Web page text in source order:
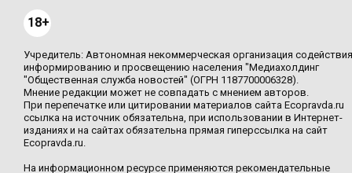
18+
Учредитель: Автономная некоммерческая организация содействия
информированию и просвещению населения "Медиахолдинг
"Общественная служба новостей" (ОГРН 1187700006328).
Мнение редакции может не совпадать с мнением авторов.
При перепечатке или цитировании материалов сайта Ecopravda.ru
ссылка на источник обязательна, при использовании в Интернет-
изданиях и на сайтах обязательна прямая гиперссылка на сайт
Ecopravda.ru.
На информационном ресурсе применяются рекомендательные